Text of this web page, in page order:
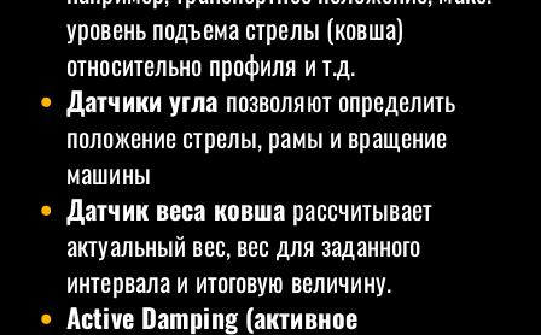
уровень подъема стрелы (ковша)
относительно профиля и т.д.
Датчики угла позволяют определить
положение стрелы, рамы и вращение
машины
Датчик веса ковша рассчитывает
актуальный вес, вес для заданного
интервала и итоговую величину.
Active Damping (активное